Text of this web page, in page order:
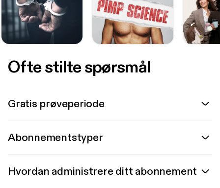
Ofte stilte spørsmål
Gratis prøveperiode
Abonnementstyper
Hvordan administrere ditt abonnement